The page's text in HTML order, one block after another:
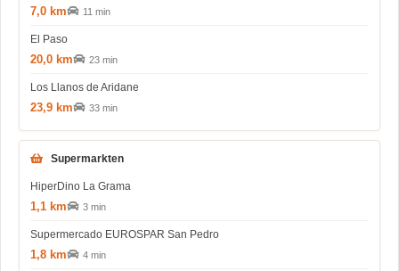
7,0 km 11 min
El Paso
20,0 km 23 min
Los Llanos de Aridane
23,9 km 33 min
Supermarkten
HiperDino La Grama
1,1 km 3 min
Supermercado EUROSPAR San Pedro
1,8 km 4 min